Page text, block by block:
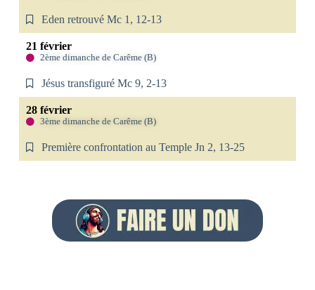
Eden retrouvé Mc 1, 12-13
21 février
2ème dimanche de Carême (B)
Jésus transfiguré Mc 9, 2-13
28 février
3ème dimanche de Carême (B)
Première confrontation au Temple Jn 2, 13-25